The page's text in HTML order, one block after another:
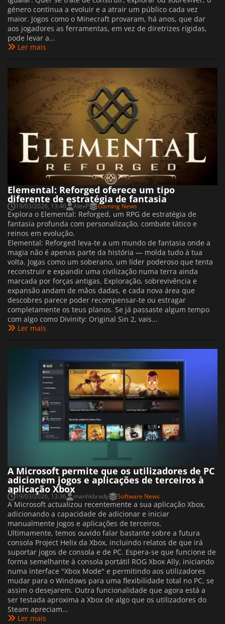
género continua a evoluir e a atrair um público cada vez
maior. Jogos como o Minecraft provaram, há anos, que dar
aos jogadores as ferramentas, em vez de diretrizes rígidas,
pode levar a...
Ler mais
Elemental: Reforged oferece um tipo
diferente de estratégia de fantasia
19/03/2026, 13:40 AlexP Gaming News
Explora o Elemental: Reforged, um RPG de estratégia de
fantasia profunda com personalização, combate tático e
reinos em evolução.
Elemental: Reforged leva-te a um mundo de fantasia onde a
magia não é apenas parte da história — molda tudo à tua
volta. Jogas como um soberano, um líder poderoso que tenta
reconstruir e expandir uma civilização numa terra ainda
marcada por forças antigas. Exploração, sobrevivência e
expansão andam de mãos dadas, e cada nova área que
descobres parece poder recompensar-te ou estragar
completamente os teus planos. Se já passaste algum tempo
com algo como Divinity: Original Sin 2, vais...
Ler mais
A Microsoft permite que os utilizadores de PC
adicionem jogos e aplicações de terceiros à
aplicação Xbox
19/03/2026, 13:36 manhkbrady Software News
A Microsoft actualizou recentemente a sua aplicação Xbox,
adicionando a capacidade de adicionar e iniciar
manualmente jogos e aplicações de terceiros.
Ultimamente, temos ouvido falar bastante sobre a futura
consola Project Helix da Xbox, incluindo relatos de que irá
suportar jogos de consola e de PC. Espera-se que funcione de
forma semelhante à consola portátil ROG Xbox Ally, iniciando
numa interface "Xbox Mode" e permitindo aos utilizadores
mudar para o Windows para uma flexibilidade total no PC, se
assim o desejarem. Outra funcionalidade que agora está a
ser testada aproxima a Xbox de algo que os utilizadores do
Steam apreciam...
Ler mais